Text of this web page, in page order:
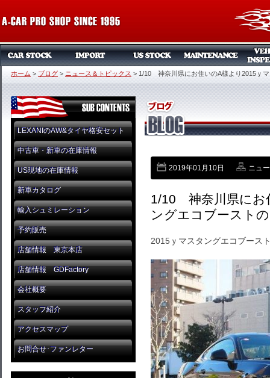
ホーム > ブログ > ニュース＆トピックス > 1/10 神奈川県にお住いのA様より2015ｙ
LEXANIのAW&タイヤ格安セット
中古車・新車の在庫情報
US現地の在庫情報
新車カタログ
輸入シュミレーション
予約販売
店舗情報 東京本店
店舗情報 GDFactory
会社概要
スタッフ紹介
アクセスマップ
お問合せ･ファンレター
2019年01月10日 ニュ
1/10 神奈川県にお
ングエコブースト
2015ｙマスタングエコブース